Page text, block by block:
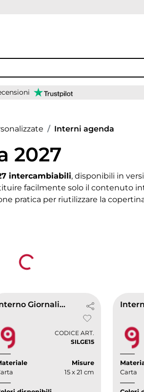
Interni agenda
2027
intercambiabili, disponibili in
facilmente solo il contenuto
pratica per riutilizzare la
tue esigenze.
Loading...
Interno Giornaliero 15x21
CODICE ART.
SILGE15
Misure
15 x 21 cm
Carta